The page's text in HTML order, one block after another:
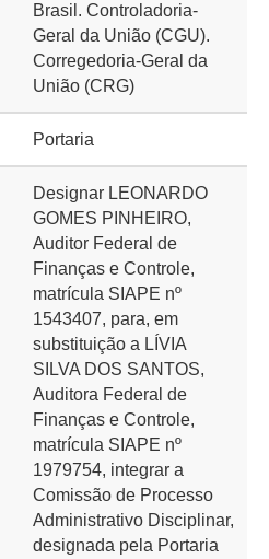
Brasil. Controladoria-
Geral da União (CGU).
Corregedoria-Geral da
União (CRG)
Portaria
Designar LEONARDO
GOMES PINHEIRO,
Auditor Federal de
Finanças e Controle,
matrícula SIAPE nº
1543407, para, em
substituição a LÍVIA
SILVA DOS SANTOS,
Auditora Federal de
Finanças e Controle,
matrícula SIAPE nº
1979754, integrar a
Comissão de Processo
Administrativo Disciplinar,
designada pela Portaria